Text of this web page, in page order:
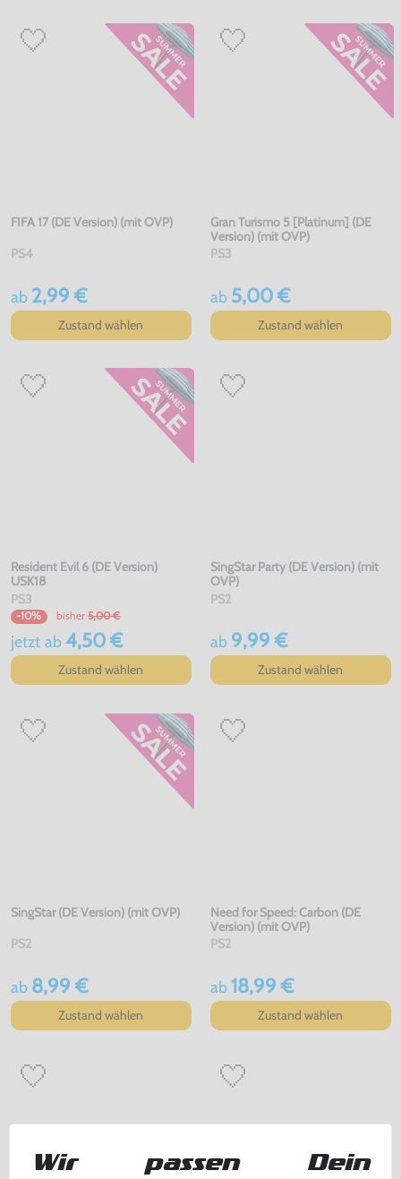
FIFA 17 (DE Version) (mit OVP)
PS4
ab 2,99 €
Zustand wählen
Gran Turismo 5 [Platinum] (DE
Version) (mit OVP)
PS3
ab 5,00 €
Zustand wählen
Resident Evil 6 (DE Version)
USK18
PS3
-10% bisher 5,00 €
jetzt ab4,50 €
Zustand wählen
SingStar Party (DE Version) (mit
OVP)
PS2
ab 9,99 €
Zustand wählen
SingStar (DE Version) (mit OVP)
PS2
ab 8,99 €
Zustand wählen
Need for Speed: Carbon (DE
Version) (mit OVP)
PS2
ab 18,99 €
Zustand wählen
Wir passen Dein